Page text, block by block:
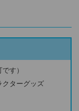
す）
クターグッズ